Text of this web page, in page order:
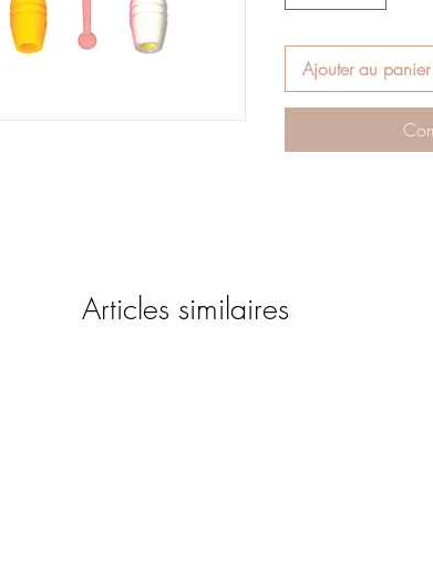
Ajouter au panier
Articles similaires